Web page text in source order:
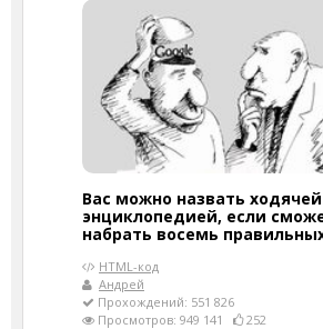
Вас можно назвать ходячей
энциклопедией, если
набрать восемь
HTML-код
Андрей
Прохождений: 551 826
Просмотров: 949 141
252